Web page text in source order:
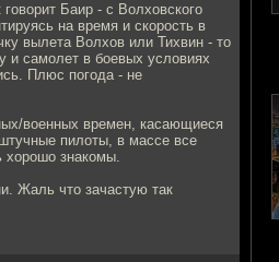
Баир - с Волховского
на время и скорость в
вылета Волхов или Тихвин - то
и самолет в боевых условиях
Плюс погода - не
военных времен, касающиеся
пилоты, в массе все
хорошо знакомы.
Жаль что зачастую так